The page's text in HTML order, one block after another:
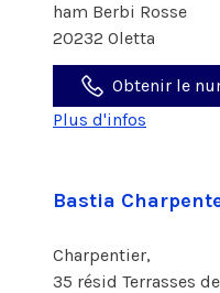
ham Berbi Rosse
20232 Oletta
Obtenir le
Plus d'infos
Bastia
Charpentier,
35 résid Terrasses